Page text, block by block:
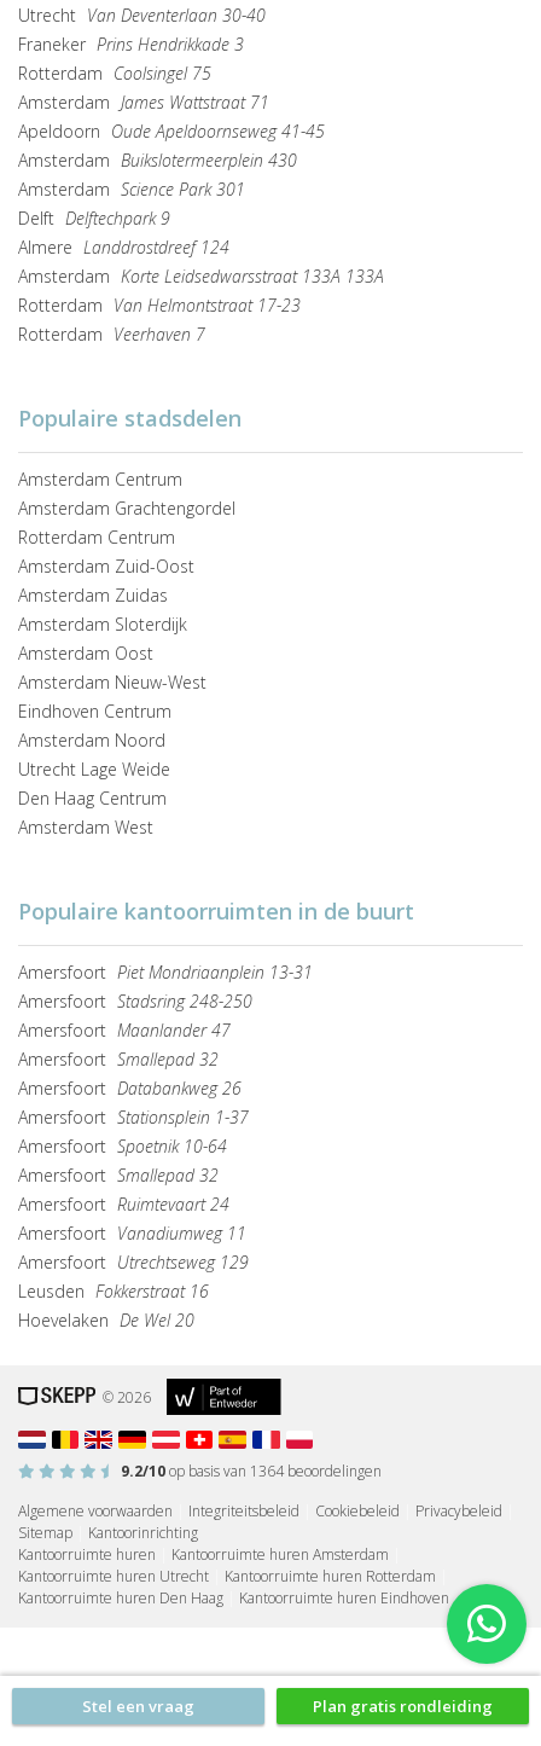
Stel een vraag Plan gratis rondleiding
Utrecht Van Deventerlaan 30-40
Franeker Prins Hendrikkade 3
Rotterdam Coolsingel 75
Amsterdam James Wattstraat 71
Apeldoorn Oude Apeldoornseweg 41-45
Amsterdam Buikslotermeerplein 430
Amsterdam Science Park 301
Delft Delftechpark 9
Almere Landdrostdreef 124
Amsterdam Korte Leidsedwarsstraat 133A 133A
Rotterdam Van Helmontstraat 17-23
Rotterdam Veerhaven 7
Populaire stadsdelen
Amsterdam Centrum
Amsterdam Grachtengordel
Rotterdam Centrum
Amsterdam Zuid-Oost
Amsterdam Zuidas
Amsterdam Sloterdijk
Amsterdam Oost
Amsterdam Nieuw-West
Eindhoven Centrum
Amsterdam Noord
Utrecht Lage Weide
Den Haag Centrum
Amsterdam West
Populaire kantoorruimten in de buurt
Amersfoort Piet Mondriaanplein 13-31
Amersfoort Stadsring 248-250
Amersfoort Maanlander 47
Amersfoort Smallepad 32
Amersfoort Databankweg 26
Amersfoort Stationsplein 1-37
Amersfoort Spoetnik 10-64
Amersfoort Smallepad 32
Amersfoort Ruimtevaart 24
Amersfoort Vanadiumweg 11
Amersfoort Utrechtseweg 129
Leusden Fokkerstraat 16
Hoevelaken De Wel 20
© 2026
9.2/10op basis van 1364beoordelingen
Algemene voorwaarden
Integriteitsbeleid Cookiebeleid Privacybeleid
Sitemap
Kantoorinrichting
Kantoorruimte huren
Kantoorruimte huren Amsterdam
Kantoorruimte huren Utrecht
Kantoorruimte huren Rotterdam
Kantoorruimte huren Den Haag
Kantoorruimte huren Eindhoven